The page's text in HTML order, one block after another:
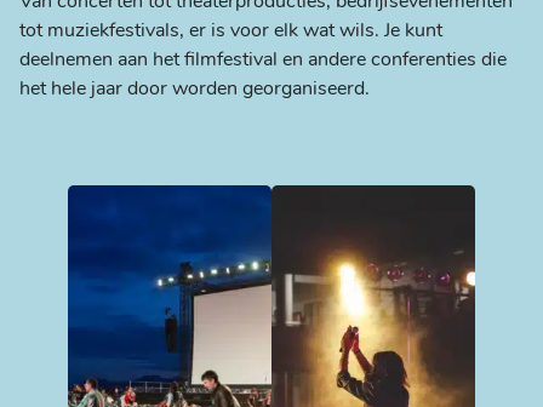
tot muziekfestivals, er is voor elk wat wils. Je kunt
deelnemen aan het filmfestival en andere conferenties die
het hele jaar door worden georganiseerd.